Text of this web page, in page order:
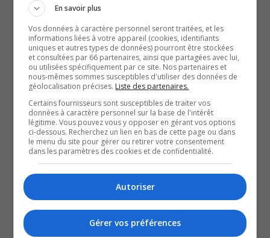
Plus de 2 000 personnes sont attendues pour ce Festival,
ce qui occasionne certains défis logistiques, notamment
en raison des rénovations de la patinoire Kiwanis à Val-
d’Or.
Le tournoi s’étend donc à Senneterre, Malartic
et Barraute. À Val-d’Or, il est également difficile pour le
Centre Agnico Eagle d’offrir des disponibilités aux
différents organismes, explique le régisseur du Centre,
Steve Toulouse.
Avec les retombées économiques pour la ville de Val-d’Or
et certaines institutions de la région, en plus de
l’opportunité pour les communautés autochtones de se
réunir et de pratiquer leur sport, il est clair que c’est un
événement où tout le monde y trouve son compte.
En savoir plus
Vos données à caractère personnel seront traitées, et les
informations liées à votre appareil (cookies, identifiants
uniques et autres types de données) pourront être stockées
et consultées par 66 partenaires, ainsi que partagées avec lui,
ou utilisées spécifiquement par ce site. Nos partenaires et
nous-mêmes sommes susceptibles d'utiliser des données de
géolocalisation précises. Liste des partenaires.
Certains fournisseurs sont susceptibles de traiter vos
données à caractère personnel sur la base de l'intérêt
légitime. Vous pouvez vous y opposer en gérant vos options
ci-dessous. Recherchez un lien en bas de cette page ou dans
le menu du site pour gérer ou retirer votre consentement
dans les paramètres des cookies et de confidentialité.
Autoriser
Gérer vos préférences